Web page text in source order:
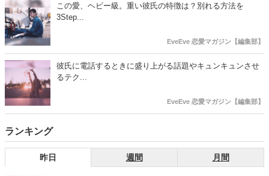
この愛、ヘビー級。重い彼氏の特徴は？別れる方法を
3Step...
EveEve 恋愛マガジン【編集部】
彼氏に電話するときに盛り上がる話題やキュンキュンさせ
るテク...
EveEve 恋愛マガジン【編集部】
ランキング
昨日 週間 月間